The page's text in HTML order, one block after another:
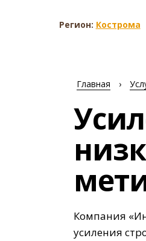
Регион: Кострома
Главная ›
Компания
усиления